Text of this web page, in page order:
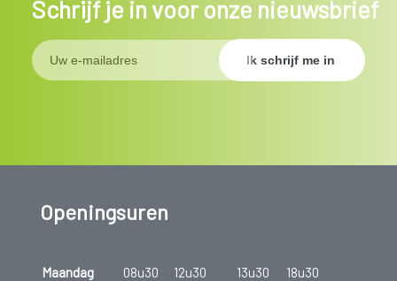
Schrijf je in voor onze nieuwsbrief
Openingsuren
Maandag 08u30 12u30 13u30
18u30